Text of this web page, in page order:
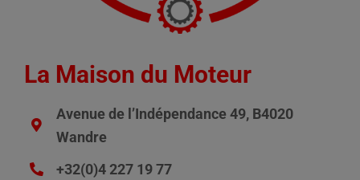
La Maison du Moteur
Avenue de l’Indépendance 49, B4020
Wandre
+32(0)4 227 19 77